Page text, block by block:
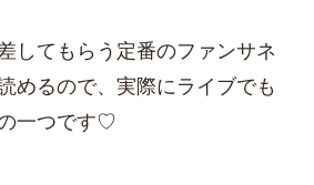
してもらう定番のファンサネ
めるので、実際にライブでも
一つです♡